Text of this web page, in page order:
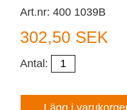
Art.nr: 400 1039B
302,50 SEK
Antal: